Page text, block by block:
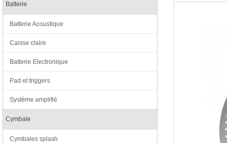
Batterie
Batterie Acoustique
Caisse claire
Batterie Electronique
Pad et triggers
Système amplifié
Cymbale
Cymbales splash